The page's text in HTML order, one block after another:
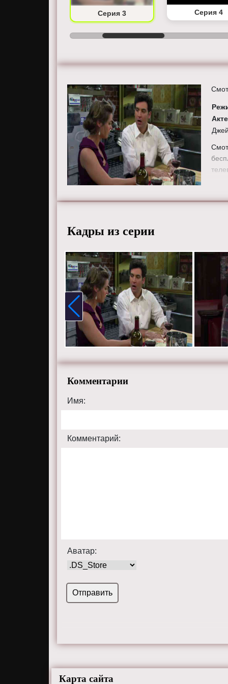
Серия 3 Серия 4
Кадры из серии
Комментарии
Имя:
Комментарий:
Аватар:
Карта сайта